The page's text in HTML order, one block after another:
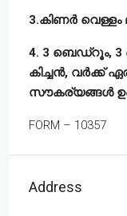
3.കിണർ
4. 3 ബെഡ്‌റൂം, 3
കിച്ചൻ, വർക്ക്
സൗകര്യങ്ങൾ
FORM – 10357
Address